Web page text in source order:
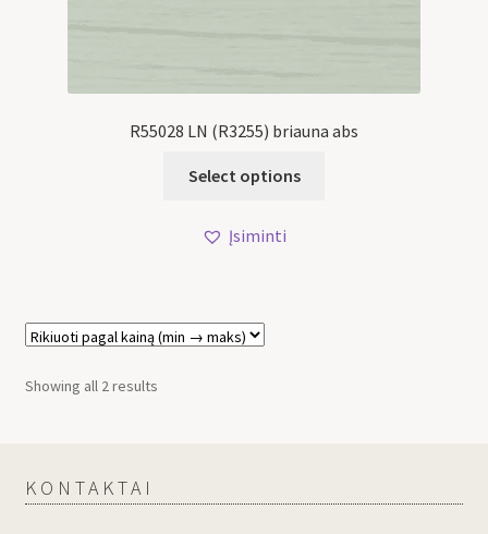
R55028 LN (R3255) briauna abs
Select options
Įsiminti
Showing all 2 results
KONTAKTAI